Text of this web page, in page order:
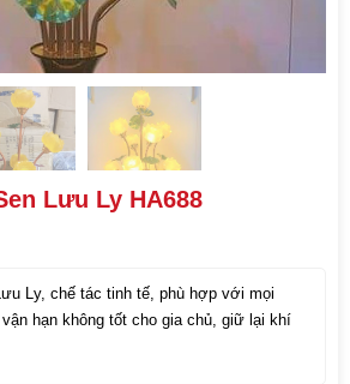
Lưu Ly HA688
Ly, chế tác tinh tế, phù hợp với mọi
hạn không tốt cho gia chủ, giữ lại khí